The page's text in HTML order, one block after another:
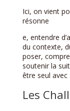
Ici, on vient
résonne
e, entendre
du contexte,
poser,
soutenir la
être seul avec
Les